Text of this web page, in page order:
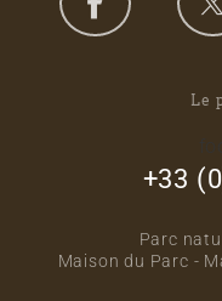
Le
+33
Parc
Maison du Parc -